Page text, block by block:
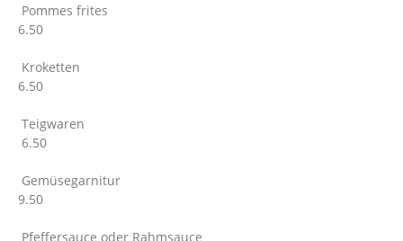
Pommes frites
6.50
Kroketten
6.50
Teigwaren
6.50
Gemüsegarnitur
9.50
Pfeffersauce oder Rahmsauce